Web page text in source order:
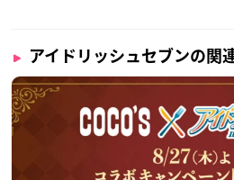
アイドリッシュセブンの関